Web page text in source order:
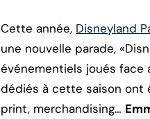
Cette année, Disneyland
une nouvelle parade,
événementiels joués face
dédiés à cette saison ont
print, merchandising…